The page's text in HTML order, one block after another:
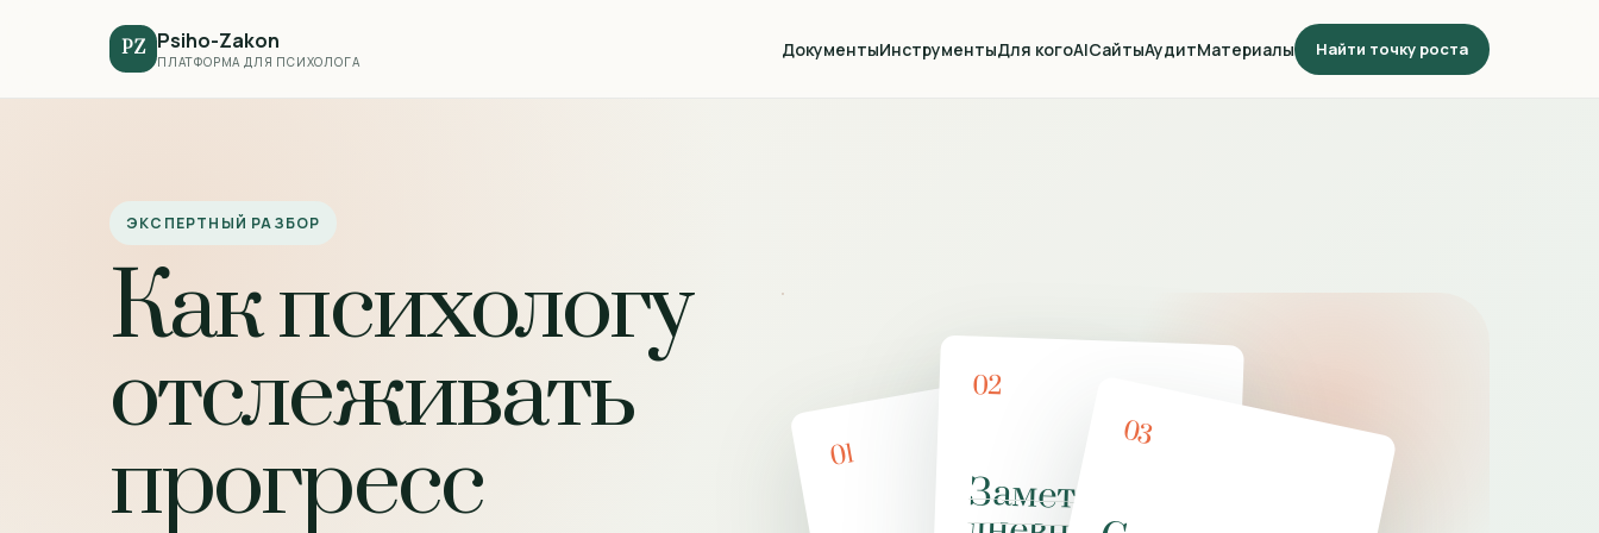
PZ Psiho-Zakon
ПЛАТФОРМА ДЛЯ ПСИХОЛОГА
ДокументыИнструментыДля когоAIСайтыАудитМатериалы Найти точку роста
ЭКСПЕРТНЫЙ РАЗБОР
Как психологу
отслеживать
прогресс 01
02
Заметки и
03